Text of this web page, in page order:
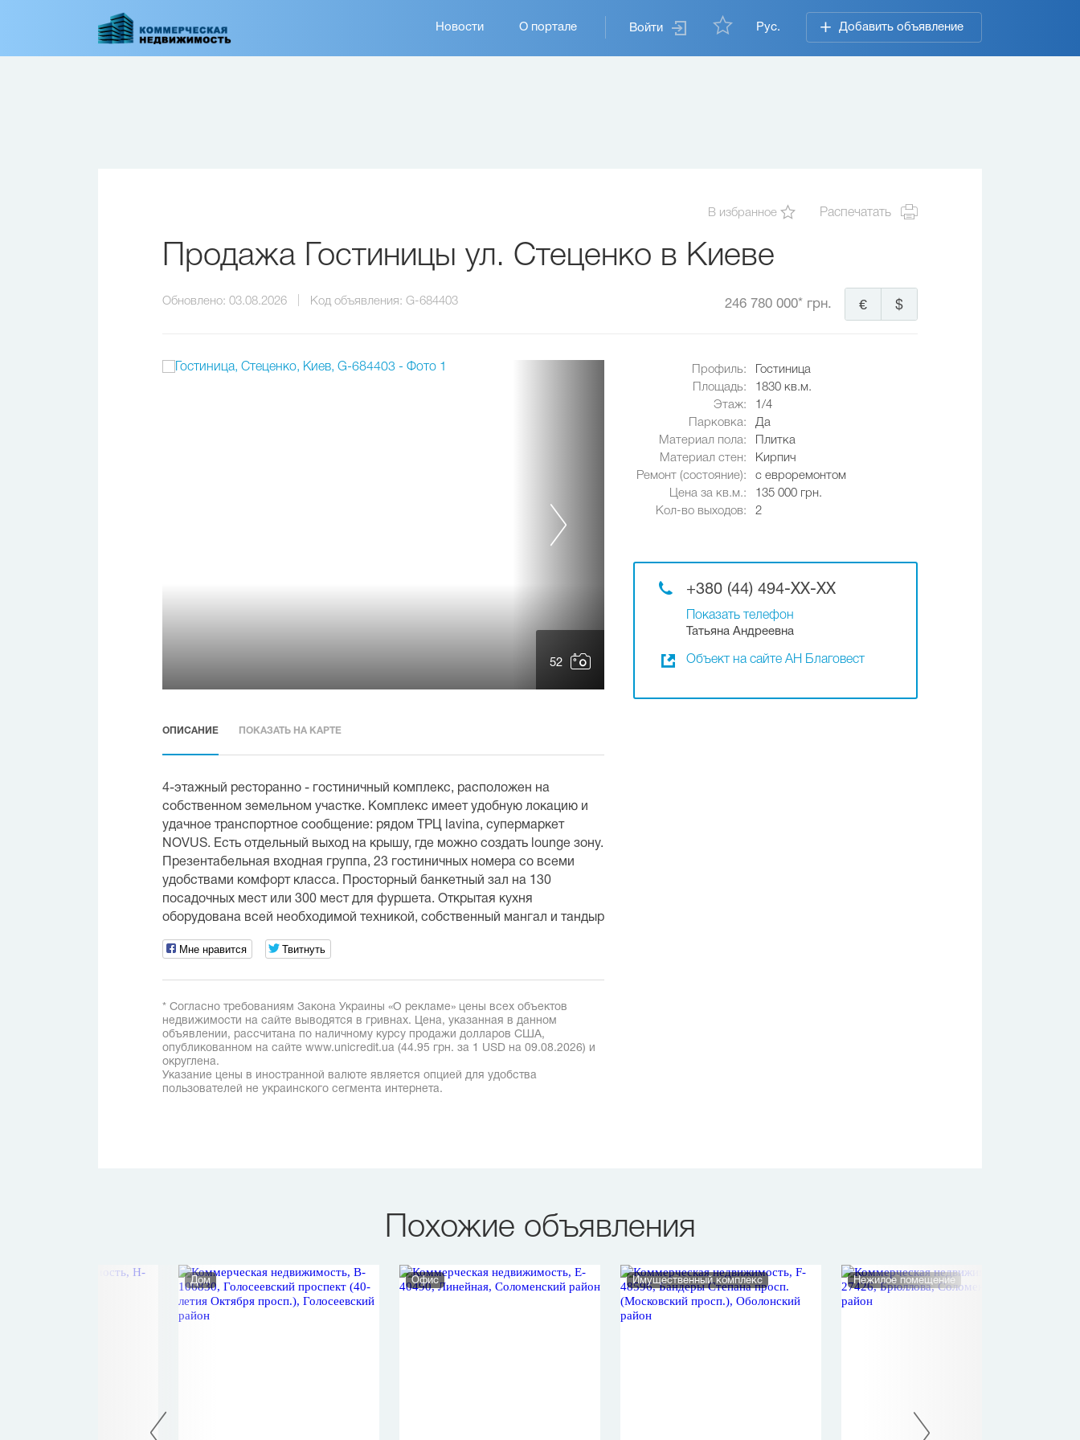
Войти Рус. Добавить объявление
Основная
навигация
Новости О портале
В избранное Распечатать
Продажа Гостиницы ул. Стеценко в Киеве
Обновлено: 03.08.2026 Код объявления: G-684403 246 780 000* грн. $
€
52
Профиль:
Гостиница
Площадь:
1830 кв.м.
Этаж:
1/4
Парковка:
Да
Материал пола:
Плитка
Материал стен:
Кирпич
Ремонт (состояние):
с евроремонтом
Цена за кв.м.:
135 000 грн.
Кол-во выходов:
2
+380 (44) 494-XX-XX
Показать телефон
Татьяна Андреевна
Объект на сайте АН Благовест
ОПИСАНИЕ ПОКАЗАТЬ НА КАРТЕ
4-этажный ресторанно - гостиничный комплекс, расположен на
собственном земельном участке. Комплекс имеет удобную локацию и
удачное транспортное сообщение: рядом ТРЦ lavina, супермаркет
NOVUS. Есть отдельный выход на крышу, где можно создать lounge зону.
Презентабельная входная группа, 23 гостиничных номера со всеми
удобствами комфорт класса. Просторный банкетный зал на 130
посадочных мест или 300 мест для фуршета. Открытая кухня
оборудована всей необходимой техникой, собственный мангал и тандыр
Мне нравится Твитнуть
* Согласно требованиям Закона Украины «О рекламе» цены всех объектов
недвижимости на сайте выводятся в гривнах. Цена, указанная в данном
объявлении, рассчитана по наличному курсу продажи долларов США,
опубликованном на сайте www.unicredit.ua (44.95 грн. за 1 USD на 09.08.2026) и
округлена.
Указание цены в иностранной валюте является опцией для удобства
пользователей не украинского сегмента интернета.
Похожие объявления
Дом Офис Имущественный комплекс Нежилое помещение